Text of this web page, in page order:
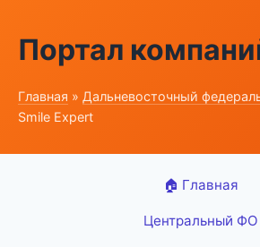
Портал
Главная » Дальневосточный
Smile Expert
🏠 Главная
Центральный ФО